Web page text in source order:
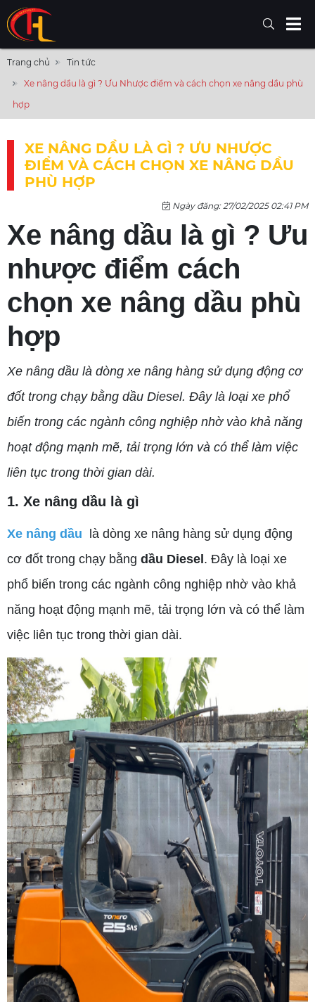
Trang chủ
Tin tức
Xe nâng dầu là gì ? Ưu Nhược điểm và cách chọn xe nâng dầu phù
hợp
XE NÂNG DẦU LÀ GÌ ? ƯU NHƯỢC
ĐIỂM VÀ CÁCH CHỌN XE NÂNG DẦU
PHÙ HỢP
Ngày đăng: 27/02/2025 02:41 PM
Xe nâng dầu là gì ? Ưu
nhược điểm cách
chọn xe nâng dầu phù
hợp
Xe nâng dầu là dòng xe nâng hàng sử dụng động cơ
đốt trong chạy bằng dầu Diesel. Đây là loại xe phổ
biến trong các ngành công nghiệp nhờ vào khả năng
hoạt động mạnh mẽ, tải trọng lớn và có thể làm việc
liên tục trong thời gian dài.
1. Xe nâng dầu là gì
Xe nâng dầu
là dòng xe nâng hàng sử dụng động
cơ đốt trong chạy bằng dầu Diesel . Đây là loại xe
phổ biến trong các ngành công nghiệp nhờ vào khả
năng hoạt động mạnh mẽ, tải trọng lớn và có thể làm
việc liên tục trong thời gian dài.